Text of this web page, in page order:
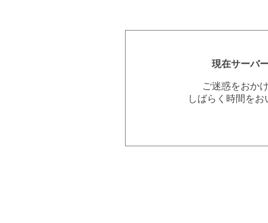
現在サーバ
ご迷惑をおか
しばらく時間を